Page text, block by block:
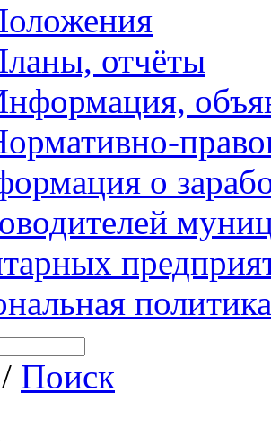
отчёты
о
политика
/ Поиск